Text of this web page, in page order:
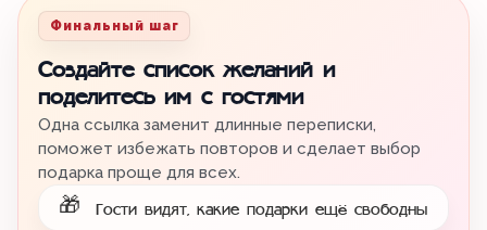
Финальный шаг
Создайте список желаний и
поделитесь им с гостями
Одна ссылка заменит длинные переписки,
поможет избежать повторов и сделает выбор
подарка проще для всех.
🎁 Гости видят, какие подарки ещё свободны